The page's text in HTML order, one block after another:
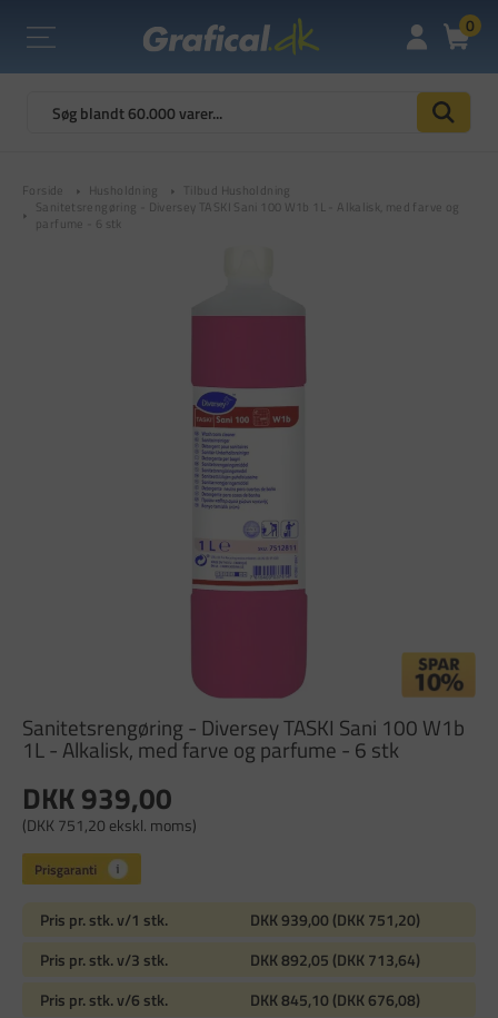
0
Forside Husholdning
Tilbud Husholdning
Sanitetsrengøring - Diversey TASKI Sani 100 W1b 1L - Alkalisk, med farve og
parfume - 6 stk
Sanitetsrengøring - Diversey TASKI Sani 100 W1b
1L - Alkalisk, med farve og parfume - 6 stk
DKK 939,00
(DKK 751,20 ekskl. moms)
Pris pr. stk. v/1 stk.
DKK 939,00 (DKK 751,20)
Pris pr. stk. v/3 stk.
DKK 892,05 (DKK 713,64)
Pris pr. stk. v/6 stk.
DKK 845,10 (DKK 676,08)